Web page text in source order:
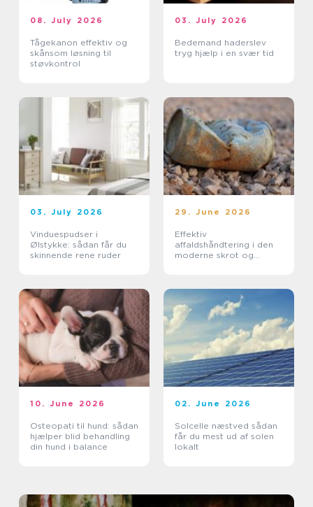
08. July 2026
Tågekanon effektiv og
skånsom løsning til
støvkontrol
03. July 2026
Bedemand haderslev
tryg hjælp i en svær tid
03. July 2026
Vinduespudser i
Ølstykke: sådan får du
skinnende rene ruder
29. June 2026
Effektiv
affaldshåndtering i den
moderne skrot og
10. June 2026
Osteopati til hund: sådan
hjælper blid behandling
din hund i balance
02. June 2026
Solcelle næstved sådan
får du mest ud af solen
lokalt